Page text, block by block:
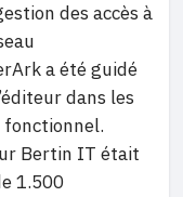
des accès à
a été guidé
dans les
Bertin IT était
1.500